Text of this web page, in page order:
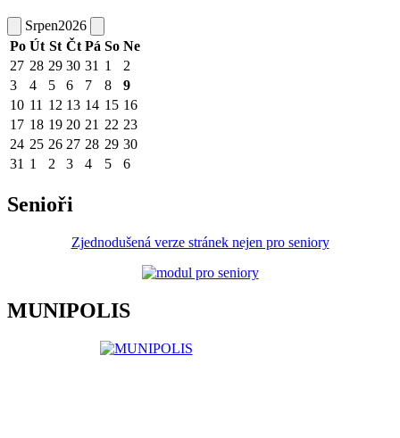
Srpen2026
Po Út St Čt Pá So Ne
27 28 29 30 31 1
2
3
4 5 6 7 8
9
10 11 12 13 14 15 16
17 18 19 20 21 22 23
24 25 26 27 28 29 30
31 1 2 3 4 5 6
Senioři
Zjednodušená verze stránek nejen pro seniory
MUNIPOLIS